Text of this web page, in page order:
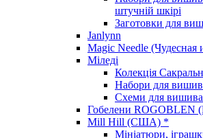
штучній шкірі
Заготовки для
Janlynn
Magic Needle
Міледі
Колекція
Набори для
Схеми для
Гобелени ROGOBLEN
Mill Hill (США) *
Мініатюри,